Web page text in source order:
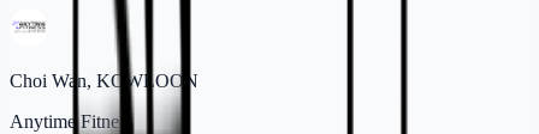
Choi Wan, KOWLOON
Anytime Fitness